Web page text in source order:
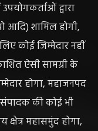
द्वारा
आदि) शामिल होगी,
कोई जिम्मेदार नहीं
ऐसी सामग्री के
होगा, महाजनपद
की कोई भी
क्षेत्र महासमुंद होगा,